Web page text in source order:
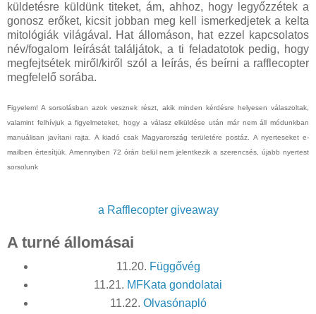
küldetésre küldünk titeket, ám, ahhoz, hogy legyőzzétek a
gonosz erőket, kicsit jobban meg kell ismerkedjetek a kelta
mitológiák világával. Hat állomáson, hat ezzel kapcsolatos
név/fogalom leírását találjátok, a ti feladatotok pedig, hogy
megfejtsétek miről/kiről szól a leírás, és beírni a rafflecopter
megfelelő sorába.
Figyelem! A sorsolásban azok vesznek részt, akik minden kérdésre helyesen válaszoltak,
valamint felhívjuk a figyelmeteket, hogy a válasz elküldése után már nem áll módunkban
manuálisan javítani rajta. A kiadó csak Magyarország területére postáz. A nyerteseket e-
mailben értesítjük. Amennyiben 72 órán belül nem jelentkezik a szerencsés, újabb nyertest
sorsolunk
a Rafflecopter giveaway
A turné állomásai
11.20. Függővég
11.21. MFKata gondolatai
11.22. Olvasónapló